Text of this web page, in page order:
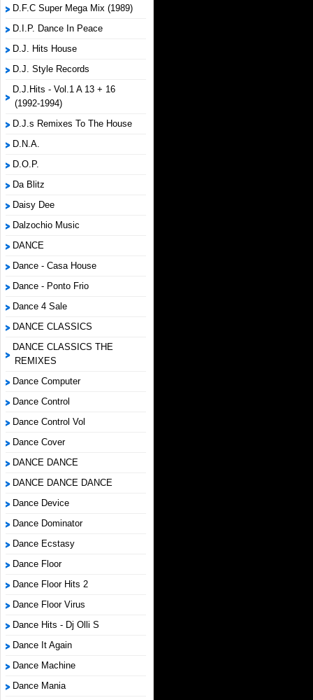
D.F.C Super Mega Mix (1989)
D.I.P. Dance In Peace
D.J. Hits House
D.J. Style Records
D.J.Hits - Vol.1 A 13 + 16
(1992-1994)
D.J.s Remixes To The House
D.N.A.
D.O.P.
Da Blitz
Daisy Dee
Dalzochio Music
DANCE
Dance - Casa House
Dance - Ponto Frio
Dance 4 Sale
DANCE CLASSICS
DANCE CLASSICS THE
REMIXES
Dance Computer
Dance Control
Dance Control Vol
Dance Cover
DANCE DANCE
DANCE DANCE DANCE
Dance Device
Dance Dominator
Dance Ecstasy
Dance Floor
Dance Floor Hits 2
Dance Floor Virus
Dance Hits - Dj Olli S
Dance It Again
Dance Machine
Dance Mania